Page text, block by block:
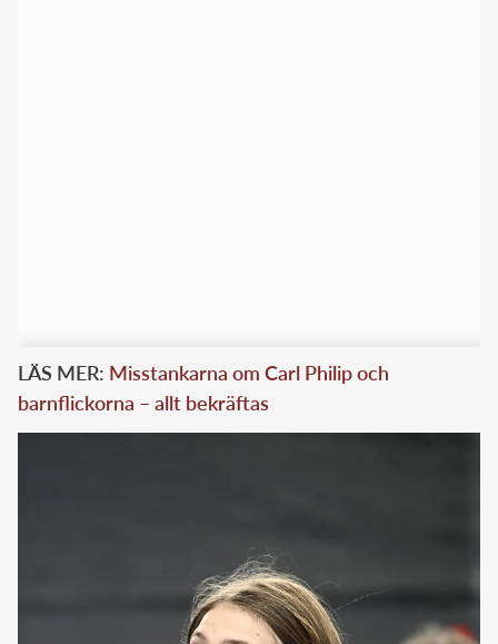
LÄS MER: Misstankarna om Carl Philip och
barnflickorna – allt bekräftas